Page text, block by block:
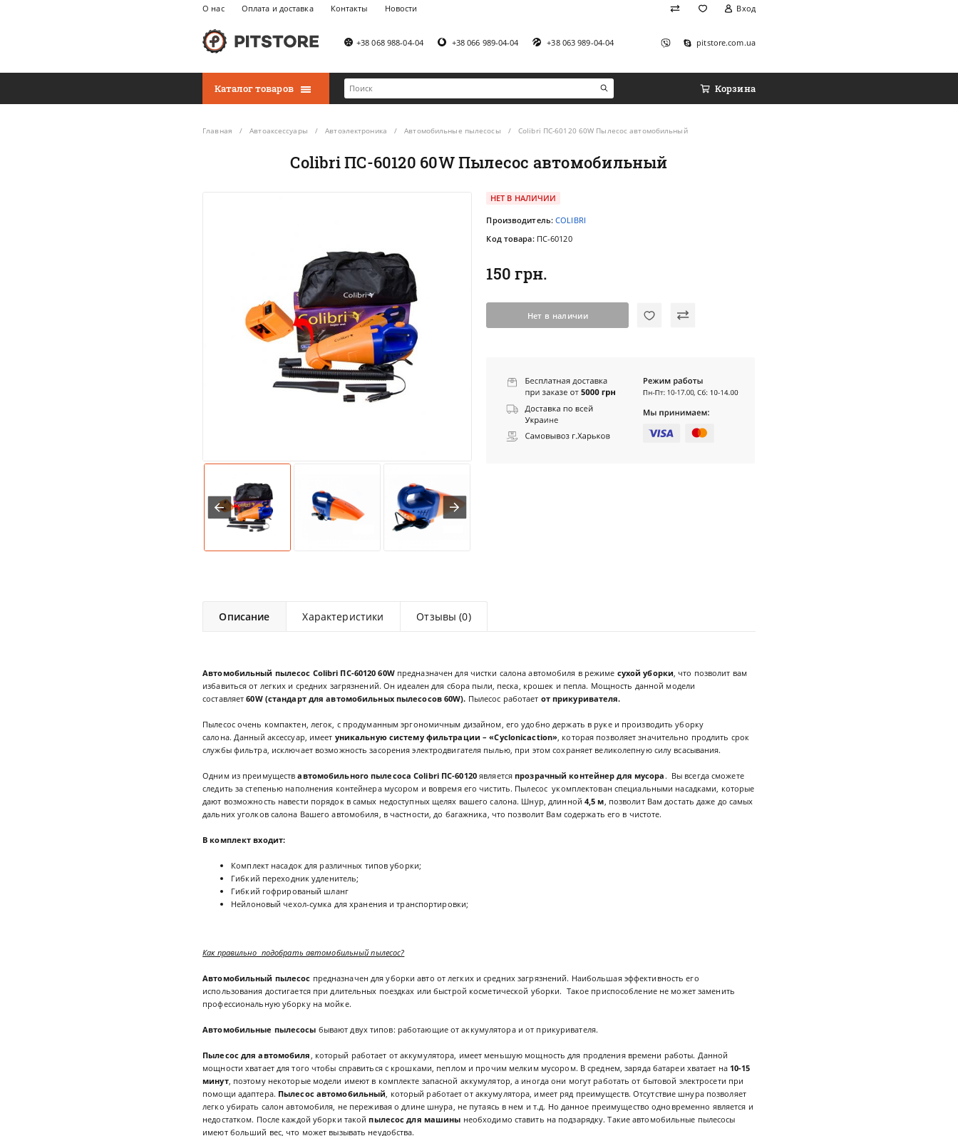
О нас Оплата и доставка Контакты Новости Вход
+38 068 988-04-04 +38 066 989-04-04 +38 063 989-04-04 pitstore.com.ua
Каталог товаров Корзина
Главная Автоаксессуары Автоэлектроника Автомобильные пылесосы Colibri ПС-60120 60W Пылесос автомобильный
Colibri ПС-60120 60W Пылесос автомобильный
НЕТ В НАЛИЧИИ
Производитель:COLIBRI
Код товара: ПС-60120
150 грн.
Нет в наличии
Описание Характеристики Отзывы (0)
Автомобильный пылесос Colibri ПС-60120 60Wпредназначен для чистки салона автомобиля в режиме сухой уборки, что позволит вам
избавиться от легких и средних загрязнений. Он идеален для сбора пыли, песка, крошек и пепла. Мощность данной модели
составляет60W (стандарт для автомобильных пылесосов 60W). Пылесос работает от прикуривателя.
Пылесос очень компактен, легок, с продуманным эргономичным дизайном, его удобно держать в руке и производить уборку
салона. Данный аксессуар, имеет уникальную систему фильтрации – «Cyclonicaction», которая позволяет значительно продлить срок
службы фильтра, исключает возможность засорения электродвигателя пылью, при этом сохраняет великолепную силу всасывания.
Одним из преимуществавтомобильного пылесоса Colibri ПС-60120являетсяпрозрачный контейнер для мусора . Вы всегда сможете
следить за степенью наполнения контейнера мусором и вовремя его чистить. Пылесос укомплектован специальными насадками, которые
дают возможность навести порядок в самых недоступных щелях вашего салона. Шнур, длинной 4,5 м, позволит Вам достать даже до самых
дальних уголков салона Вашего автомобиля, в частности, до багажника, что позволит Вам содержать его в чистоте.
В комплект входит:
Комплект насадок для различных типов уборки;
Гибкий переходник удленитель;
Гибкий гофрированый шланг
Нейлоновый чехол-сумка для хранения и транспортировки;
Как правильно подобрать автомобильный пылесос?
Автомобильный пылесос предназначен для уборки авто от легких и средних загрязнений. Наибольшая эффективность его
использования достигается при длительных поездках или быстрой косметической уборки. Такое приспособление не может заменить
профессиональную уборку на мойке.
Автомобильные пылесосы бывают двух типов: работающие от аккумулятора и от прикуривателя.
Пылесос для автомобиля, который работает от аккумулятора, имеет меньшую мощность для продления времени работы. Данной
мощности хватает для того чтобы справиться с крошками, пеплом и прочим мелким мусором. В среднем, заряда батареи хватает на 10-15
минут, поэтому некоторые модели имеют в комплекте запасной аккумулятор, а иногда они могут работать от бытовой электросети при
помощи адаптера. Пылесос автомобильный, который работает от аккумулятора, имеет ряд преимуществ. Отсутствие шнура позволяет
легко убирать салон автомобиля, не переживая о длине шнура, не путаясь в нем и т.д. Но данное преимущество одновременно является и
недостатком. После каждой уборки такойпылесос для машины необходимо ставить на подзарядку. Такие автомобильные пылесосы
имеют больший вес, что может вызывать неудобства.